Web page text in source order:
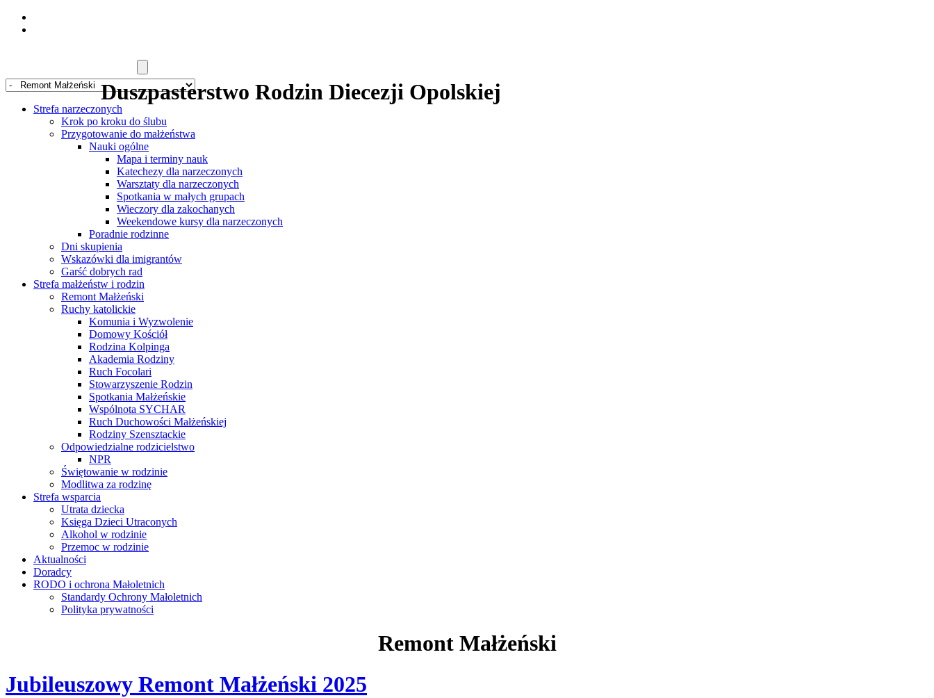
Duszpasterstwo Rodzin Diecezji Opolskiej
Strefa narzeczonych
Krok po kroku do ślubu
Przygotowanie do małżeństwa
Nauki ogólne
Mapa i terminy nauk
Katechezy dla narzeczonych
Warsztaty dla narzeczonych
Spotkania w małych grupach
Wieczory dla zakochanych
Weekendowe kursy dla narzeczonych
Poradnie rodzinne
Dni skupienia
Wskazówki dla imigrantów
Garść dobrych rad
Strefa małżeństw i rodzin
Remont Małżeński
Ruchy katolickie
Komunia i Wyzwolenie
Domowy Kościół
Rodzina Kolpinga
Akademia Rodziny
Ruch Focolari
Stowarzyszenie Rodzin
Spotkania Małżeńskie
Wspólnota SYCHAR
Ruch Duchowości Małżeńskiej
Rodziny Szensztackie
Odpowiedzialne rodzicielstwo
NPR
Świętowanie w rodzinie
Modlitwa za rodzinę
Strefa wsparcia
Utrata dziecka
Księga Dzieci Utraconych
Alkohol w rodzinie
Przemoc w rodzinie
Aktualności
Doradcy
RODO i ochrona Małoletnich
Standardy Ochrony Małoletnich
Polityka prywatności
Remont Małżeński
Jubileuszowy Remont Małżeński 2025